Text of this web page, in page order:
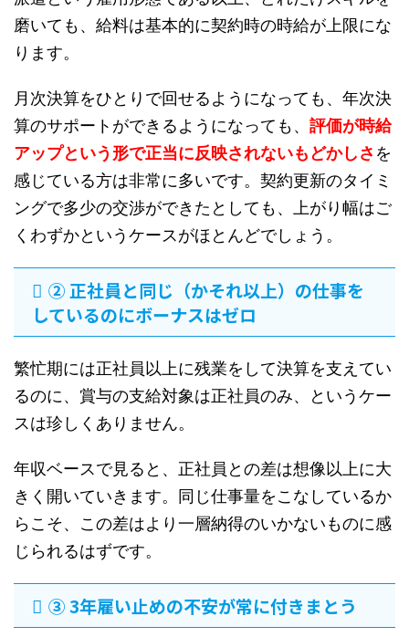
磨いても、給料は基本的に契約時の時給が上限にな
ります。
月次決算をひとりで回せるようになっても、年次決
算のサポートができるようになっても、 評価が時給
アップという形で正当に反映されないもどかしさ を
感じている方は非常に多いです。契約更新のタイミ
ングで多少の交渉ができたとしても、上がり幅はご
くわずかというケースがほとんどでしょう。
② 正社員と同じ（かそれ以上）の仕事を
しているのにボーナスはゼロ
繁忙期には正社員以上に残業をして決算を支えてい
るのに、賞与の支給対象は正社員のみ、というケー
スは珍しくありません。
年収ベースで見ると、正社員との差は想像以上に大
きく開いていきます。同じ仕事量をこなしているか
らこそ、この差はより一層納得のいかないものに感
じられるはずです。
③ 3年雇い止めの不安が常に付きまとう